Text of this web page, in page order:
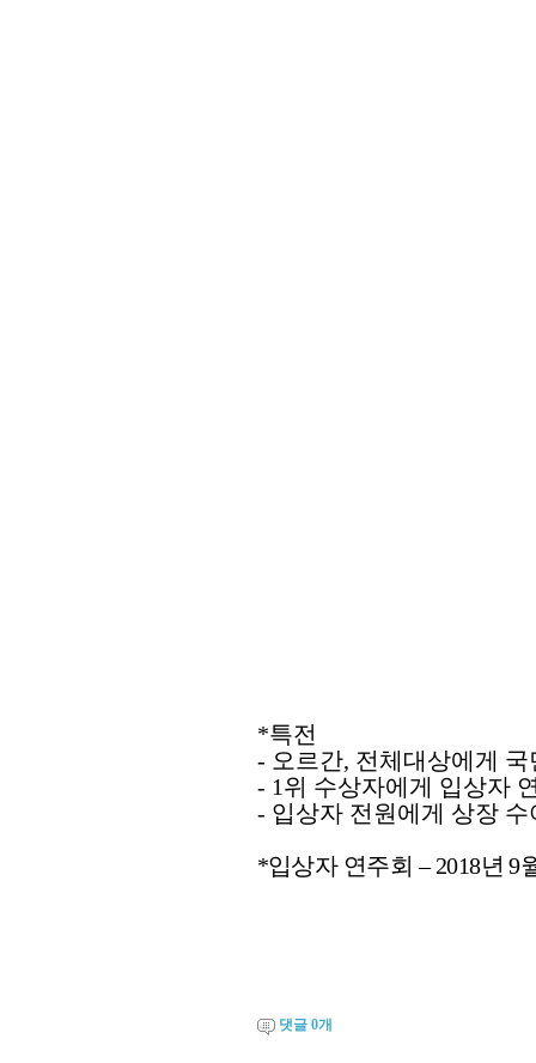
*특전
- 오르간, 전체대상에게
- 1위 수상자에게 입상자
- 입상자 전원에게 상장
*입상자 연주회–2018년9
댓글 0개